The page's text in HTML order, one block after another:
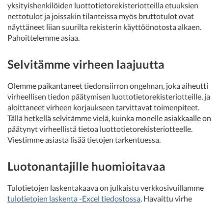
yksityishenkilöiden luottotietorekisteriotteilla etuuksien
nettotulot ja joissakin tilanteissa myös bruttotulot ovat
näyttäneet liian suurilta rekisterin käyttöönotosta alkaen.
Pahoittelemme asiaa.
Selvitämme virheen laajuutta
Olemme paikantaneet tiedonsiirron ongelman, joka aiheutti
virheellisen tiedon päätymisen luottotietorekisteriotteille, ja
aloittaneet virheen korjaukseen tarvittavat toimenpiteet.
Tällä hetkellä selvitämme vielä, kuinka monelle asiakkaalle on
päätynyt virheellistä tietoa luottotietorekisteriotteelle.
Viestimme asiasta lisää tietojen tarkentuessa.
Luotonantajille huomioitavaa
Tulotietojen laskentakaava on julkaistu verkkosivuillamme
tulotietojen laskenta -Excel tiedostossa. Havaittu virhe